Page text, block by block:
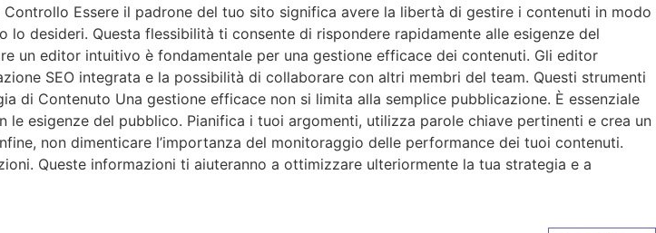
Essere il padrone del tuo sito significa avere la libertà di gestire i contenuti in modo
desideri. Questa flessibilità ti consente di rispondere rapidamente alle esigenze del
un editor intuitivo è fondamentale per una gestione efficace dei contenuti. Gli editor
SEO integrata e la possibilità di collaborare con altri membri del team. Questi strumenti
Contenuto Una gestione efficace non si limita alla semplice pubblicazione. È essenziale
esigenze del pubblico. Pianifica i tuoi argomenti, utilizza parole chiave pertinenti e crea un
non dimenticare l’importanza del monitoraggio delle performance dei tuoi contenuti.
Queste informazioni ti aiuteranno a ottimizzare ulteriormente la tua strategia e a